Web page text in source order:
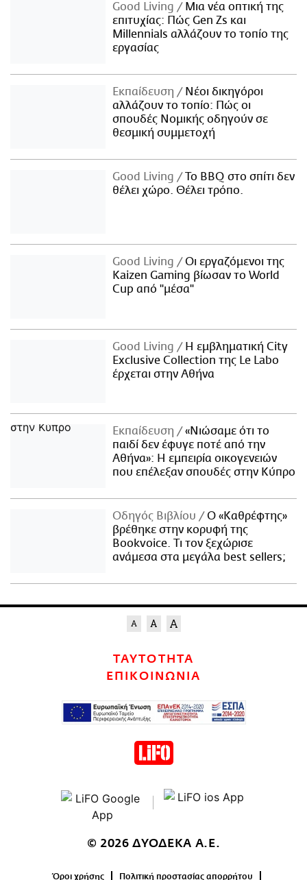
Good Living
Μια νέα οπτική της
επιτυχίας: Πώς Gen Zs και
Millennials αλλάζουν το τοπίο της
εργασίας
Εκπαίδευση
Νέοι δικηγόροι
αλλάζουν το τοπίο: Πώς οι
σπουδές Νομικής οδηγούν σε
θεσμική συμμετοχή
Good Living
Το BBQ στο σπίτι δεν
θέλει χώρο. Θέλει τρόπο.
Good Living
Οι εργαζόμενοι της
Kaizen Gaming βίωσαν το World
Cup από "μέσα"
Good Living
Η εμβληματική City
Exclusive Collection της Le Labo
έρχεται στην Αθήνα
Εκπαίδευση
«Νιώσαμε ότι το
παιδί δεν έφυγε ποτέ από την
Αθήνα»: Η εμπειρία οικογενειών
που επέλεξαν σπουδές στην Κύπρο
Οδηγός Βιβλίου
Ο «Καθρέφτης»
βρέθηκε στην κορυφή της
Bookvoice. Τι τον ξεχώρισε
ανάμεσα στα μεγάλα best sellers;
ΤΑΥΤΟΤΗΤΑ
ΕΠΙΚΟΙΝΩΝΙΑ
© 2026 ΔΥΟΔΕΚΑ Α.Ε.
Όροι χρήσης Πολιτική προστασίας απορρήτου